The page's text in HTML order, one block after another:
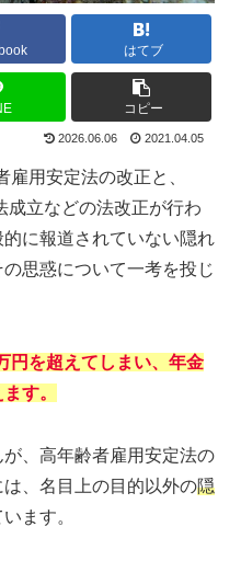
はてブ
コピー
2026.06.06 2021.04.05
用安定法の改正と、
成立などの法改正が行わ
に報道されていない隠れ
思惑について一考を投じ
円を超えてしまい、年金
す。
、高年齢者雇用安定法の
、名目上の目的以外の隠
ます。